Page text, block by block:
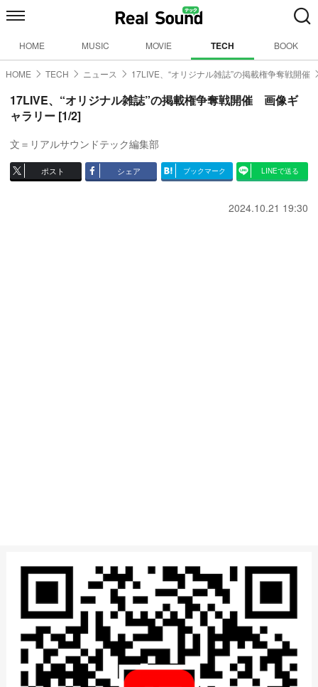
HOME MUSIC MOVIE TECH BOOK
HOME TECH ニュース 17LIVE、“オリジナル雑誌”の掲載権争奪戦開催
17LIVE、“オリジナル雑誌”の掲載権争奪戦開催 画像ギ
ャラリー [1/2]
文＝リアルサウンドテック編集部
ポスト シェア ブックマーク LINEで送る
2024.10.21 19:30